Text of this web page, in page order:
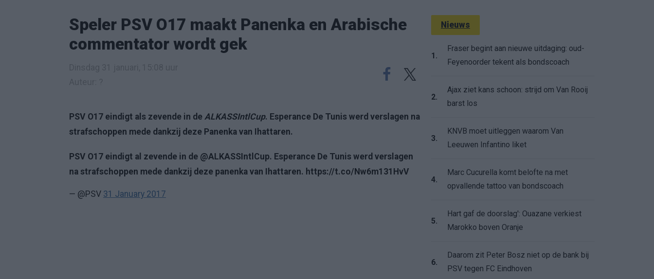
Speler PSV O17 maakt Panenka en Arabische
commentator wordt gek
PSV O17 eindigt als zevende in de ALKASSIntlCup. Esperance De Tunis werd verslagen na
strafschoppen mede dankzij deze Panenka van Ihattaren.
PSV O17 eindigt al zevende in de @ALKASSIntlCup. Esperance De Tunis werd verslagen
na strafschoppen mede dankzij deze panenka van Ihattaren. https://t.co/Nw6m131HvV
— @PSV 31 January 2017
Nieuws
1.
Fraser begint aan nieuwe uitdaging: oud-
Feyenoorder tekent als bondscoach
2.
Ajax ziet kans schoon: strijd om Van Rooij
barst los
3.
KNVB moet uitleggen waarom Van
Leeuwen Infantino liket
4.
Marc Cucurella komt belofte na met
opvallende tattoo van bondscoach
5.
Hart gaf de doorslag': Ouazane verkiest
Marokko boven Oranje
6.
Daarom zit Peter Bosz niet op de bank bij
PSV tegen FC Eindhoven